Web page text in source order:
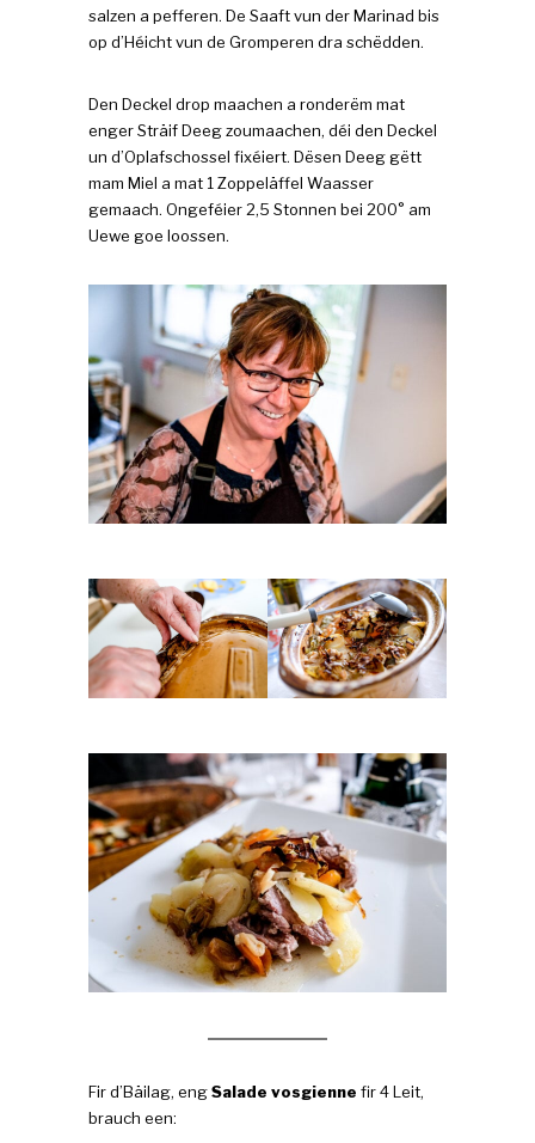
salzen a pefferen. De Saaft vun der Marinad bis
op d’Héicht vun de Gromperen dra schëdden.
Den Deckel drop maachen a ronderëm mat
enger Sträif Deeg zoumaachen, déi den Deckel
un d’Oplafschossel fixéiert. Dësen Deeg gëtt
mam Miel a mat 1 Zoppeläffel Waasser
gemaach. Ongeféier 2,5 Stonnen bei 200° am
Uewe goe loossen.
Fir d’Bäilag, engSalade vosgienne fir 4 Leit,
brauch een: